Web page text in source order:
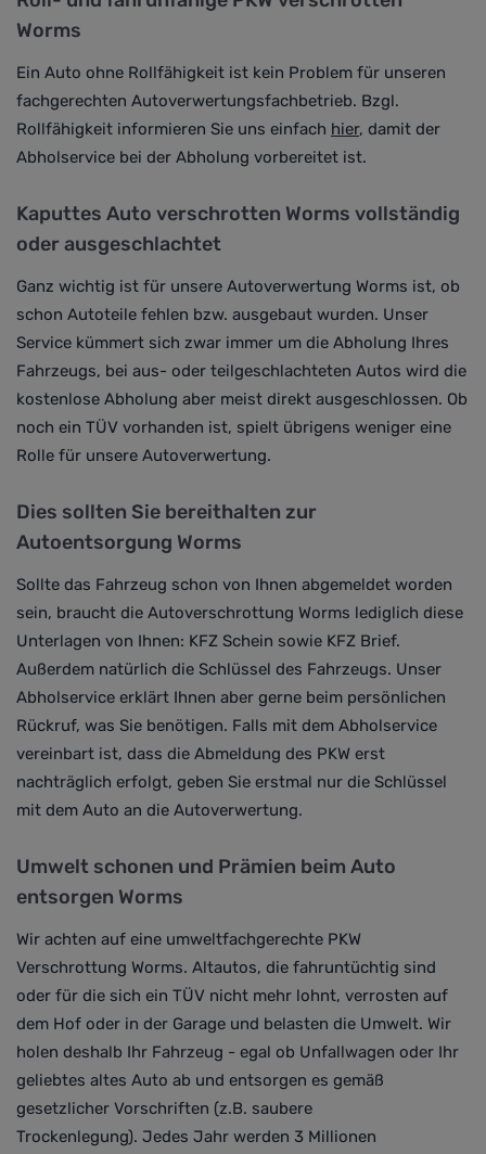
Worms
Ein Auto ohne Rollfähigkeit ist kein Problem für unseren
fachgerechten Autoverwertungsfachbetrieb. Bzgl.
Rollfähigkeit informieren Sie uns einfach hier, damit der
Abholservice bei der Abholung vorbereitet ist.
Kaputtes Auto verschrotten Worms vollständig
oder ausgeschlachtet
Ganz wichtig ist für unsere Autoverwertung Worms ist, ob
schon Autoteile fehlen bzw. ausgebaut wurden. Unser
Service kümmert sich zwar immer um die Abholung Ihres
Fahrzeugs, bei aus- oder teilgeschlachteten Autos wird die
kostenlose Abholung aber meist direkt ausgeschlossen. Ob
noch ein TÜV vorhanden ist, spielt übrigens weniger eine
Rolle für unsere Autoverwertung.
Dies sollten Sie bereithalten zur
Autoentsorgung Worms
Sollte das Fahrzeug schon von Ihnen abgemeldet worden
sein, braucht die Autoverschrottung Worms lediglich diese
Unterlagen von Ihnen: KFZ Schein sowie KFZ Brief.
Außerdem natürlich die Schlüssel des Fahrzeugs. Unser
Abholservice erklärt Ihnen aber gerne beim persönlichen
Rückruf, was Sie benötigen. Falls mit dem Abholservice
vereinbart ist, dass die Abmeldung des PKW erst
nachträglich erfolgt, geben Sie erstmal nur die Schlüssel
mit dem Auto an die Autoverwertung.
Umwelt schonen und Prämien beim Auto
entsorgen Worms
Wir achten auf eine umweltfachgerechte PKW
Verschrottung Worms. Altautos, die fahruntüchtig sind
oder für die sich ein TÜV nicht mehr lohnt, verrosten auf
dem Hof oder in der Garage und belasten die Umwelt. Wir
holen deshalb Ihr Fahrzeug - egal ob Unfallwagen oder Ihr
geliebtes altes Auto ab und entsorgen es gemäß
gesetzlicher Vorschriften (z.B. saubere
Trockenlegung). Jedes Jahr werden 3 Millionen